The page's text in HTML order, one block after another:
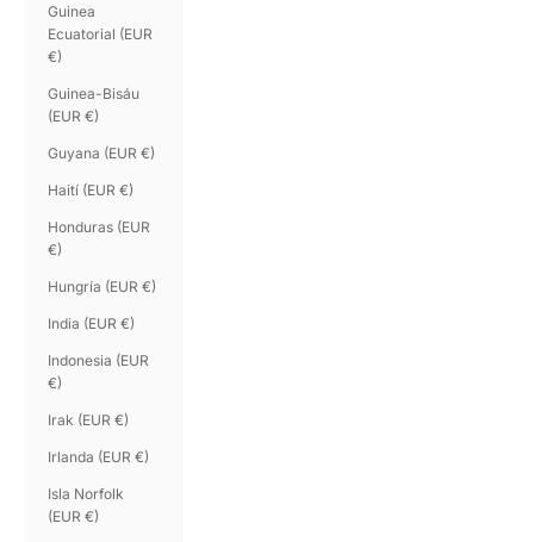
Guinea
Ecuatorial (EUR
€)
Guinea-Bisáu
(EUR €)
Guyana (EUR €)
Haití (EUR €)
Honduras (EUR
€)
Hungría (EUR €)
India (EUR €)
Indonesia (EUR
€)
Irak (EUR €)
Irlanda (EUR €)
Isla Norfolk
(EUR €)